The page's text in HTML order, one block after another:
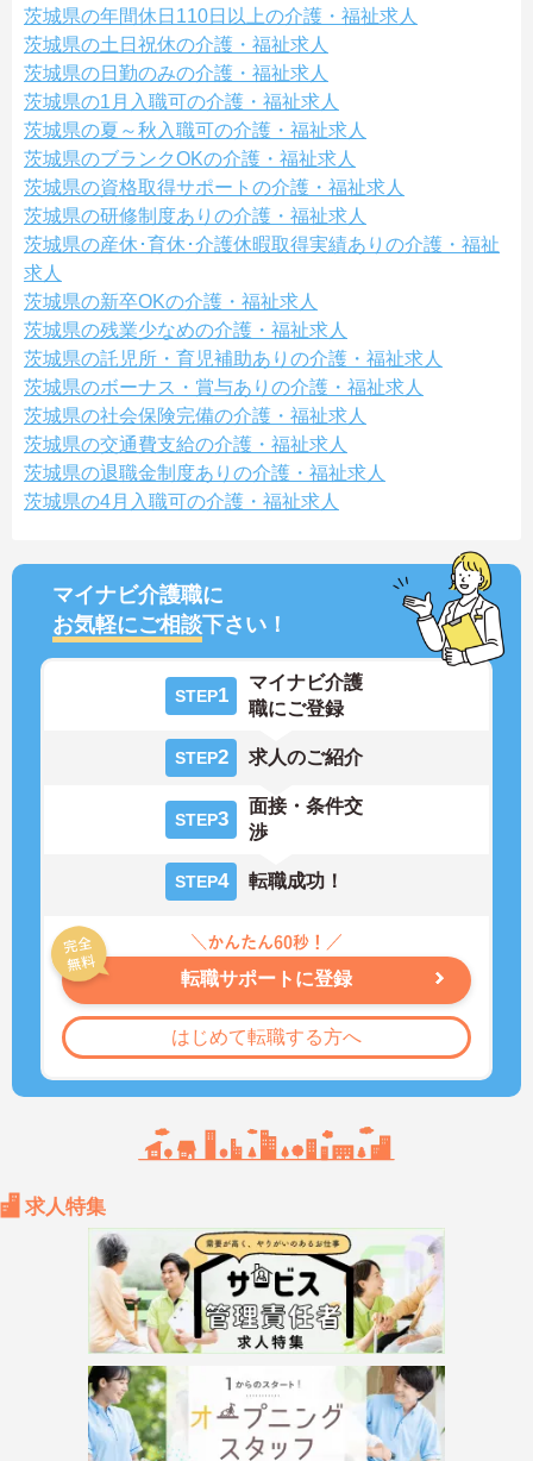
茨城県の年間休日110日以上の介護・福祉求人
茨城県の土日祝休の介護・福祉求人
茨城県の日勤のみの介護・福祉求人
茨城県の1月入職可の介護・福祉求人
茨城県の夏～秋入職可の介護・福祉求人
茨城県のブランクOKの介護・福祉求人
茨城県の資格取得サポートの介護・福祉求人
茨城県の研修制度ありの介護・福祉求人
茨城県の産休･育休･介護休暇取得実績ありの介護・福祉
求人
茨城県の新卒OKの介護・福祉求人
茨城県の残業少なめの介護・福祉求人
茨城県の託児所・育児補助ありの介護・福祉求人
茨城県のボーナス・賞与ありの介護・福祉求人
茨城県の社会保険完備の介護・福祉求人
茨城県の交通費支給の介護・福祉求人
茨城県の退職金制度ありの介護・福祉求人
茨城県の4月入職可の介護・福祉求人
マイナビ介護職に
お気軽にご相談下さい！
STEP1
マイナビ介護
職にご登録
STEP2 求人のご紹介
STEP3
面接・条件交
渉
STEP4 転職成功！
転職サポートに登録
はじめて転職する方へ
求人特集